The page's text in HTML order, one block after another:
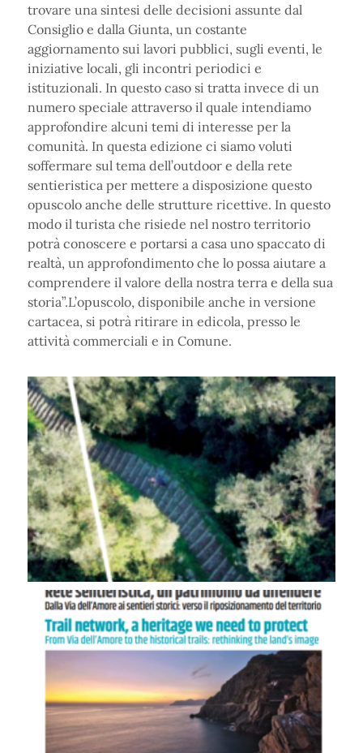
trovare una sintesi delle decisioni assunte dal
Consiglio e dalla Giunta, un costante
aggiornamento sui lavori pubblici, sugli eventi, le
iniziative locali, gli incontri periodici e
istituzionali. In questo caso si tratta invece di un
numero speciale attraverso il quale intendiamo
approfondire alcuni temi di interesse per la
comunità. In questa edizione ci siamo voluti
soffermare sul tema dell’outdoor e della rete
sentieristica per mettere a disposizione questo
opuscolo anche delle strutture ricettive. In questo
modo il turista che risiede nel nostro territorio
potrà conoscere e portarsi a casa uno spaccato di
realtà, un approfondimento che lo possa aiutare a
comprendere il valore della nostra terra e della sua
storia”.L’opuscolo, disponibile anche in versione
cartacea, si potrà ritirare in edicola, presso le
attività commerciali e in Comune.